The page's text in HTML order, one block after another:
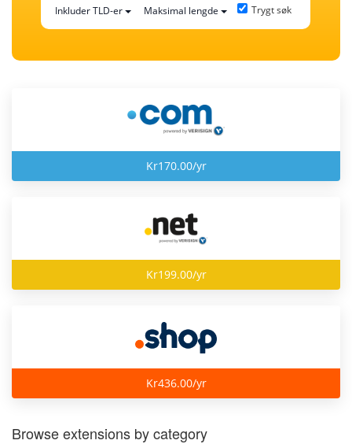
Inkluder TLD-er Maksimal lengde Trygt søk
Kr170.00/yr
Kr199.00/yr
Kr436.00/yr
Browse extensions by category